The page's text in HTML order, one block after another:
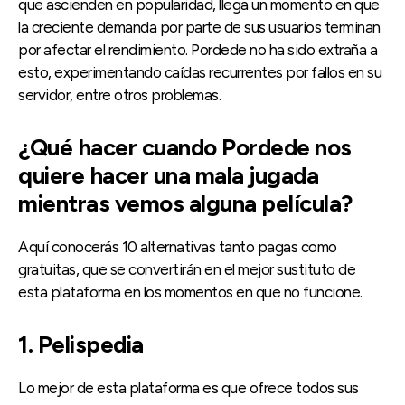
que ascienden en popularidad, llega un momento en que
la creciente demanda por parte de sus usuarios terminan
por afectar el rendimiento. Pordede no ha sido extraña a
esto, experimentando caídas recurrentes por fallos en su
servidor, entre otros problemas.
¿Qué hacer cuando Pordede nos
quiere hacer una mala jugada
mientras vemos alguna película?
Aquí conocerás 10 alternativas tanto pagas como
gratuitas, que se convertirán en el mejor sustituto de
esta plataforma en los momentos en que no funcione.
1. Pelispedia
Lo mejor de esta plataforma es que ofrece todos sus